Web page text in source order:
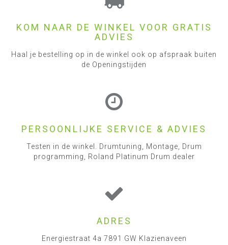
KOM NAAR DE WINKEL VOOR GRATIS
ADVIES
Haal je bestelling op in de winkel ook op afspraak buiten
de Openingstijden
PERSOONLIJKE SERVICE & ADVIES
Testen in de winkel. Drumtuning, Montage, Drum
programming, Roland Platinum Drum dealer
ADRES
Energiestraat 4a 7891 GW Klazienaveen